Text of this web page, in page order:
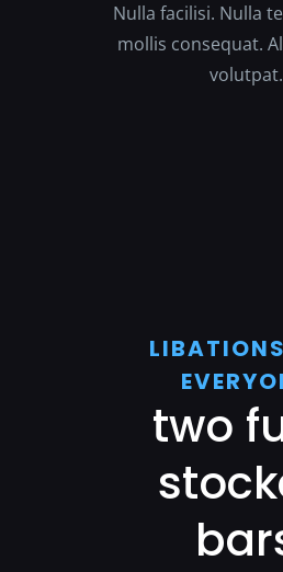
Nulla facilisi. Nulla
mollis consequat.
volutpat.
two